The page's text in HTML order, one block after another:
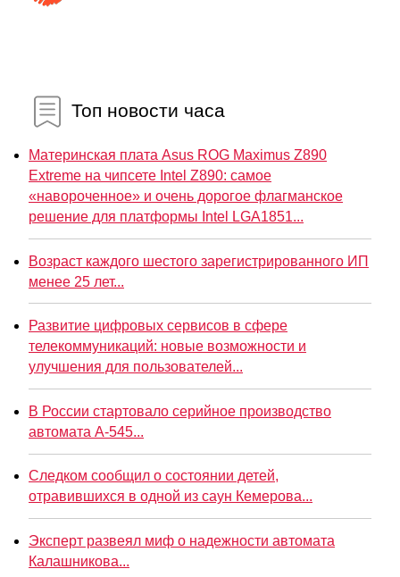
Топ новости часа
Материнская плата Asus ROG Maximus Z890
Extreme на чипсете Intel Z890: самое
«навороченное» и очень дорогое флагманское
решение для платформы Intel LGA1851...
Возраст каждого шестого зарегистрированного ИП
менее 25 лет...
Развитие цифровых сервисов в сфере
телекоммуникаций: новые возможности и
улучшения для пользователей...
В России стартовало серийное производство
автомата А-545...
Следком сообщил о состоянии детей,
отравившихся в одной из саун Кемерова...
Эксперт развеял миф о надежности автомата
Калашникова...